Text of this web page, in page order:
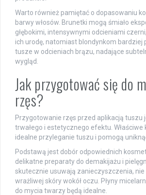
Warto również pamiętać o dopasowaniu
barwy włosów. Brunetki mogą śmiało
głębokimi, intensywnymi odcieniami
ich urodę, natomiast blondynkom bardziej
tusze w odcieniach brązu, nadające
wygląd.
Jak przygotować się do
rzęs?
Przygotowanie rzęs przed aplikacją tuszu
trwałego i estetycznego efektu. Właściwe
idealne przyleganie tuszu i pomogą
Podstawą jest dobór odpowiednich
delikatne preparaty do demakijażu i
skutecznie usuwają zanieczyszczenia,
wrażliwej skóry wokół oczu. Płyny
do mycia twarzy będą idealne.